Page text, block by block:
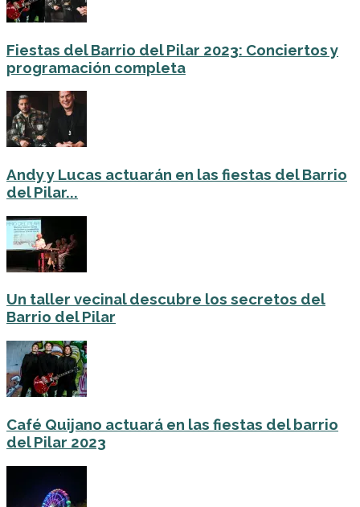
Fiestas del Barrio del Pilar 2023: Conciertos y
programación completa
Andy y Lucas actuarán en las fiestas del Barrio
del Pilar...
Un taller vecinal descubre los secretos del
Barrio del Pilar
Café Quijano actuará en las fiestas del barrio
del Pilar 2023